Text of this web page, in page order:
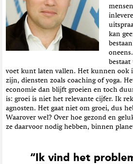
kan
voet kunt laten vallen. Het kunnen ook
zijn, diensten zoals coaching of yoga.
economie dan blijft groeien en toch
is: groei is niet het relevante cijfer. Ik
agnosten. Het gaat niet om groei, dus
Waarover wel? Over hoe gezond en
ze daarvoor nodig hebben, binnen
“Ik vind het